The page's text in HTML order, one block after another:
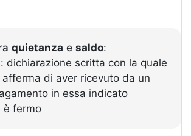
quietanza e saldo:
: dichiarazione scritta con la quale
di aver ricevuto da un
in essa indicato
è fermo